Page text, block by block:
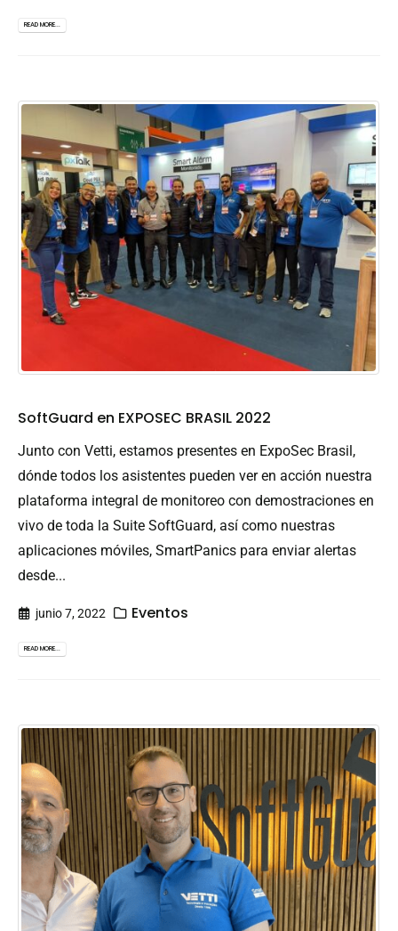
READ MORE...
SoftGuard en EXPOSEC BRASIL 2022
Junto con Vetti, estamos presentes en ExpoSec Brasil,
dónde todos los asistentes pueden ver en acción nuestra
plataforma integral de monitoreo con demostraciones en
vivo de toda la Suite SoftGuard, así como nuestras
aplicaciones móviles, SmartPanics para enviar alertas
desde...
junio 7, 2022 Eventos
READ MORE...